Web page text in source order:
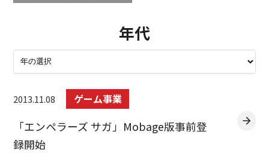
2013.11.08 ゲーム事業
「エンペラーズ サガ」Mobage版事前登
録開始
年代